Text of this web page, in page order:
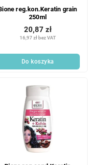
reg.kon.Keratin grain
250ml
16,97 zł bez VAT
20,87 zł
Do koszyka